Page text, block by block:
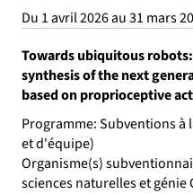
Du 1 avril 2026 au 31 mars
Towards ubiquitous
synthesis of the next
based on proprioceptive
Programme: Subventions à
et d'équipe)
Organisme(s)
sciences naturelles et génie